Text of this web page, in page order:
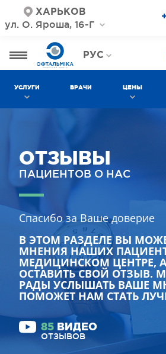
ХАРЬКОВ
ул. О. Яроша, 16-Г
РУС
УКР
УСЛУГИ ВРАЧИ ЦЕНЫ
ОТЗЫВЫ
ПАЦИЕНТОВ О НАС
Спасибо за Ваше доверие
В ЭТОМ РАЗДЕЛЕ ВЫ
МНЕНИЯ НАШИХ
МЕДИЦИНСКОМ ЦЕНТРЕ,
ОСТАВИТЬ СВОЙ ОТЗЫВ.
РАДЫ УСЛЫШАТЬ ВАШЕ
ПОМОЖЕТ НАМ СТАТЬ
85 ВИДЕО
ОТЗЫВОВ